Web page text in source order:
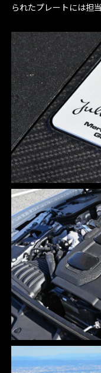
られたプレートには担